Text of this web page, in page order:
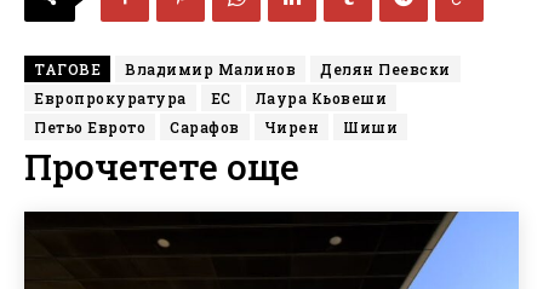
ТАГОВЕ Владимир Малинов
Делян Пеевски
Европрокуратура
ЕС
Лаура Кьовеши
Петьо Еврото
Сарафов Чирен Шиши
Прочетете още